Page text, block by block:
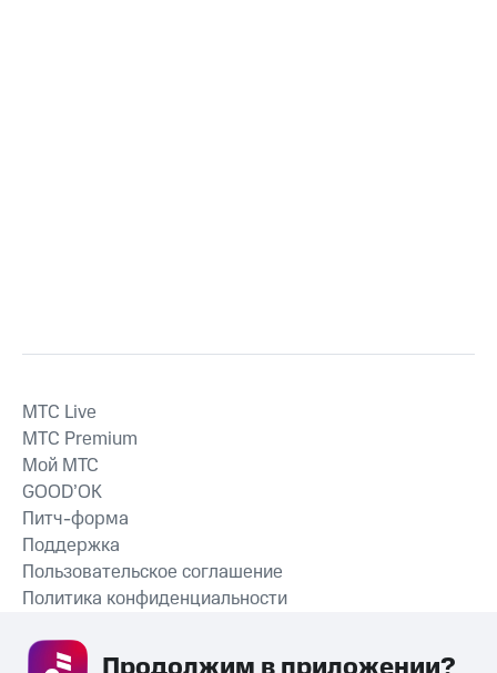
СКАЧАТЬ ПРИЛОЖЕНИЕ
MTС Live
MTС Premium
Мой МТС
GOOD’OK
Питч-форма
Поддержка
Пользовательское соглашение
Политика конфиденциальности